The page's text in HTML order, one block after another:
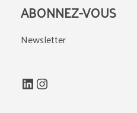
ABONNEZ-VOUS
Newsletter
LinkedIn
Instagram